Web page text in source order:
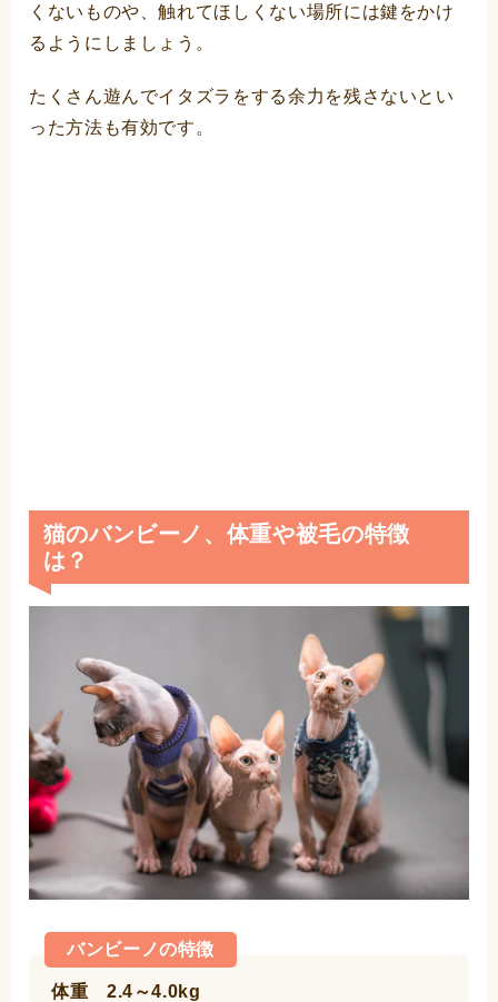
くないものや、触れてほしくない場所には鍵をかけ
るようにしましょう。
たくさん遊んでイタズラをする余力を残さないとい
った方法も有効です。
猫のバンビーノ、体重や被毛の特徴
は？
バンビーノの特徴
体重 2.4～4.0kg